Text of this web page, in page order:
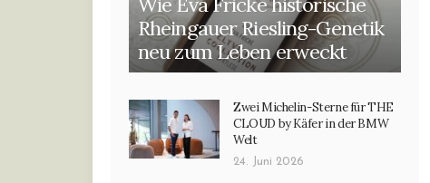
Rheingauer Riesling-Genetik
neu zum Leben erweckt
Zwei Michelin-Sterne für THE
CLOUD by Käfer in der BMW
Welt
24. Juni 2026